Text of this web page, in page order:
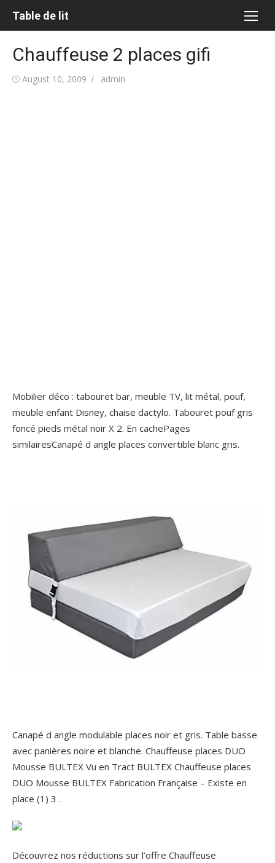
Table de lit
Chauffeuse 2 places gifi
Posted
August 10, 2009 Author
admin
Mobilier déco : tabouret bar, meuble TV, lit métal, pouf,
meuble enfant Disney, chaise dactylo. Tabouret pouf gris
foncé pieds métal noir X 2. En cachePages
similairesCanapé d angle places convertible blanc gris.
Canapé d angle modulable places noir et gris. Table basse
avec panières noire et blanche. Chauffeuse places DUO
Mousse BULTEX Vu en Tract BULTEX Chauffeuse places
DUO Mousse BULTEX Fabrication Française – Existe en
place (1) 3 .
Découvrez nos réductions sur l’offre Chauffeuse